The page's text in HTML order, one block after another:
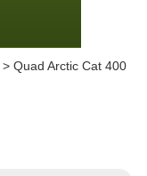
> Quad Arctic Cat 400